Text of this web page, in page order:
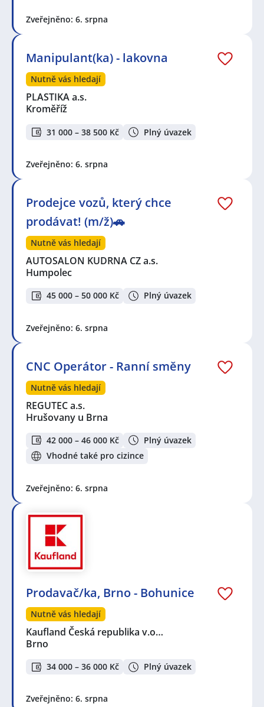
Zveřejněno: 6. srpna
Manipulant(ka) - lakovna
Nutně vás hledají
PLASTIKA a.s.
Kroměříž
31 000 – 38 500 Kč Plný úvazek
Zveřejněno: 6. srpna
Prodejce vozů, který chce
prodávat! (m/ž)🚗
Nutně vás hledají
AUTOSALON KUDRNA CZ a.s.
Humpolec
45 000 – 50 000 Kč Plný úvazek
Zveřejněno: 6. srpna
CNC Operátor - Ranní směny
Nutně vás hledají
REGUTEC a.s.
Hrušovany u Brna
42 000 – 46 000 Kč
Plný úvazek
Vhodné také pro cizince
Zveřejněno: 6. srpna
Prodavač/ka, Brno - Bohunice
Nutně vás hledají
Kaufland Česká republika v.o…
Brno
34 000 – 36 000 Kč Plný úvazek
Zveřejněno: 6. srpna